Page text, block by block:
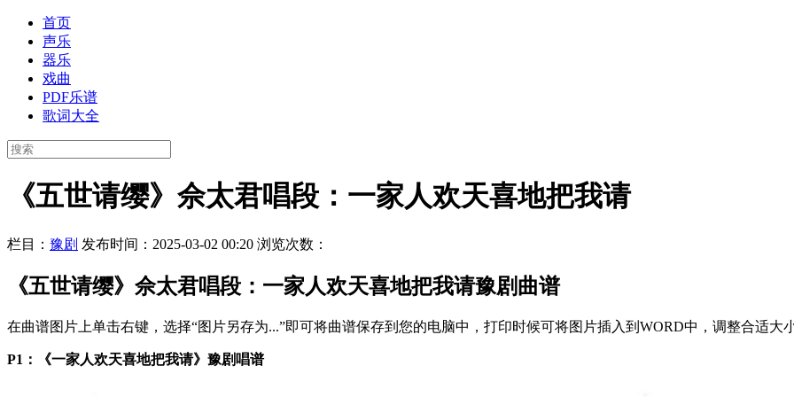
首页
声乐
器乐
戏曲
PDF乐谱
歌词大全
《五世请缨》佘太君唱段：一家人欢天喜地把我请
栏目： 豫剧 发布时间：2025-03-02 00:20 浏览次数：
《五世请缨》佘太君唱段：一家人欢天喜地把我请豫剧曲谱
在曲谱图片上单击右键，选择“图片另存为...”即可将曲谱保存到您的电脑中，打印时候可将图片插入到WORD中，调整合适大
P1：《一家人欢天喜地把我请》豫剧唱谱